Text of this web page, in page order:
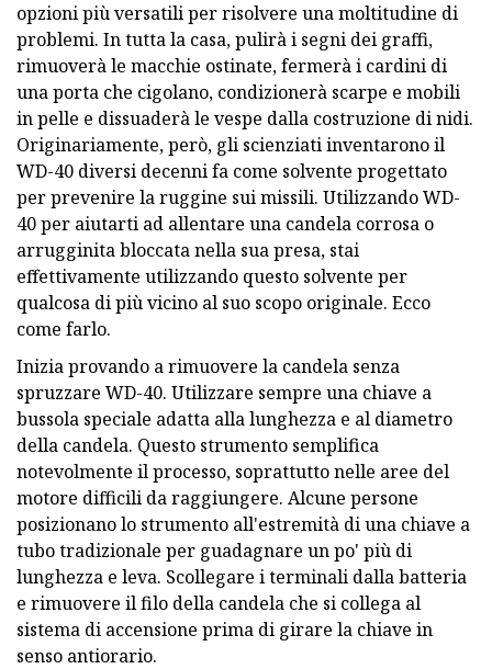
opzioni più versatili per risolvere una moltitudine di
problemi. In tutta la casa, pulirà i segni dei graffi,
rimuoverà le macchie ostinate, fermerà i cardini di
una porta che cigolano, condizionerà scarpe e mobili
in pelle e dissuaderà le vespe dalla costruzione di nidi.
Originariamente, però, gli scienziati inventarono il
WD-40 diversi decenni fa come solvente progettato
per prevenire la ruggine sui missili. Utilizzando WD-
40 per aiutarti ad allentare una candela corrosa o
arrugginita bloccata nella sua presa, stai
effettivamente utilizzando questo solvente per
qualcosa di più vicino al suo scopo originale. Ecco
come farlo.
Inizia provando a rimuovere la candela senza
spruzzare WD-40. Utilizzare sempre una chiave a
bussola speciale adatta alla lunghezza e al diametro
della candela. Questo strumento semplifica
notevolmente il processo, soprattutto nelle aree del
motore difficili da raggiungere. Alcune persone
posizionano lo strumento all'estremità di una chiave a
tubo tradizionale per guadagnare un po' più di
lunghezza e leva. Scollegare i terminali dalla batteria
e rimuovere il filo della candela che si collega al
sistema di accensione prima di girare la chiave in
senso antiorario.